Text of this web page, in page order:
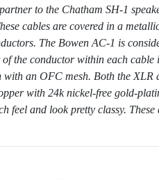
to the Chatham SH-1
cables are covered in a
The Bowen AC-1 is
the conductor within each cable
an OFC mesh. Both the XLR
with 24k nickel-free gold-
feel and look pretty classy.